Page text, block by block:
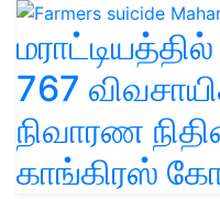
767
நிவாரண
காங்கிரஸ்